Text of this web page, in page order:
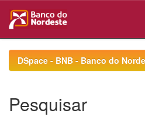
navigationDSpace - BNB - Banco do
Pesquisar